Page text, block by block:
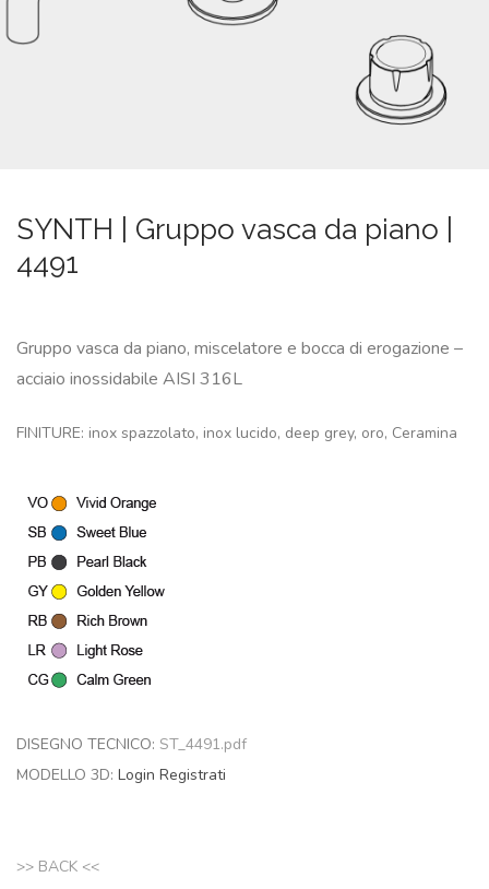
SYNTH | Gruppo vasca da piano |
4491
Gruppo vasca da piano, miscelatore e bocca di erogazione –
acciaio inossidabile AISI 316L
FINITURE: inox spazzolato, inox lucido, deep grey, oro, Ceramina
DISEGNO TECNICO: ST_4491.pdf
MODELLO 3D: Login Registrati
>> BACK <<